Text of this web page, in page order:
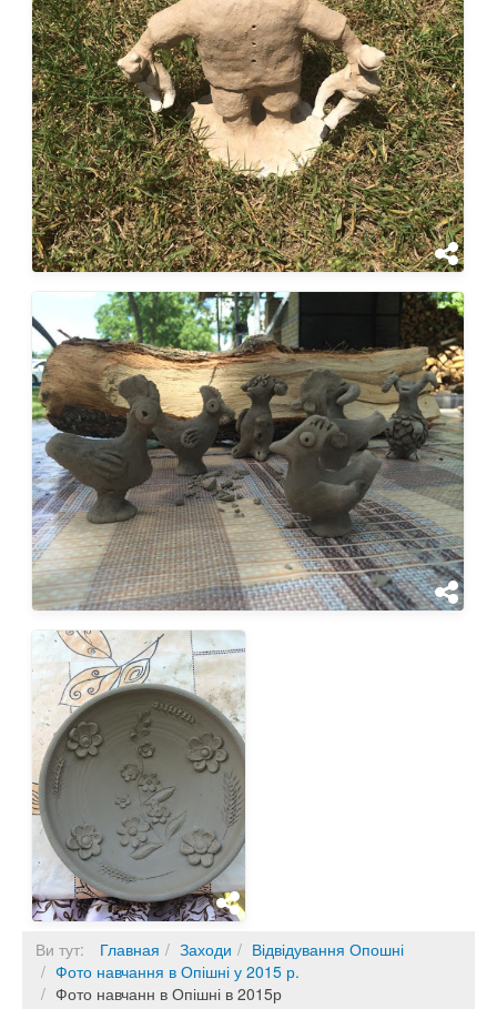
Ви тут: Главная Заходи
Відвідування Опошні
Фото навчання в Опішні у 2015 р.
Фото навчанн в Опішні в 2015р